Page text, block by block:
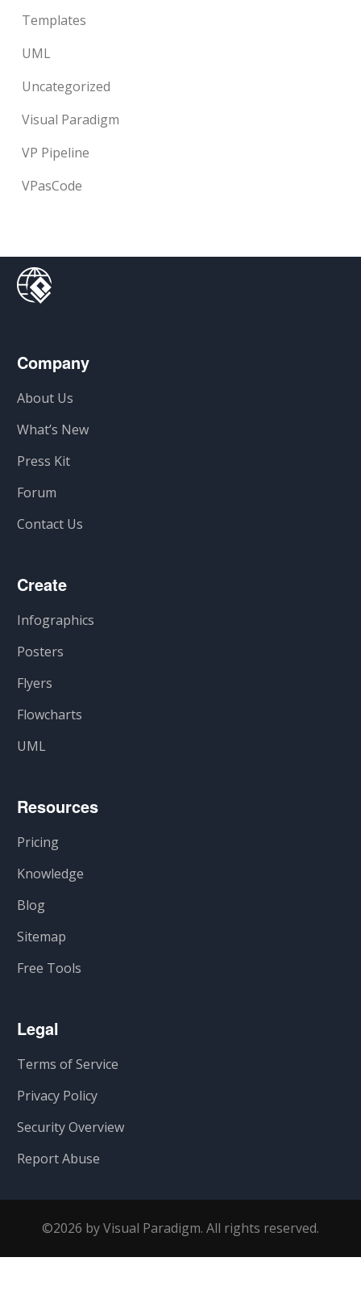
Templates
UML
Uncategorized
Visual Paradigm
VP Pipeline
VPasCode
Company
About Us
What’s New
Press Kit
Forum
Contact Us
Create
Infographics
Posters
Flyers
Flowcharts
UML
Resources
Pricing
Knowledge
Blog
Sitemap
Free Tools
Legal
Terms of Service
Privacy Policy
Security Overview
Report Abuse
©2026 by Visual Paradigm. All rights reserved.